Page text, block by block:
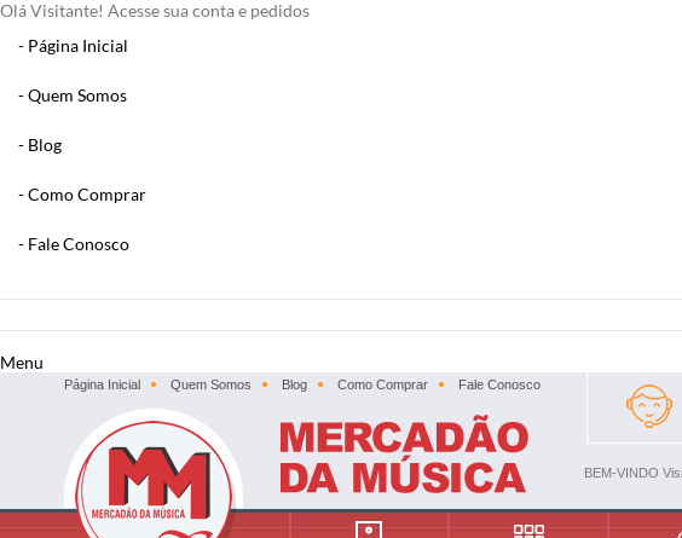
Olá Visitante! Acesse sua conta e pedidos
Página Inicial
Quem Somos
Blog
Como Comprar
Fale Conosco
Menu
Página Inicial Quem Somos Blog Como Comprar Fale Conosco
(48)
BEM-VINDO